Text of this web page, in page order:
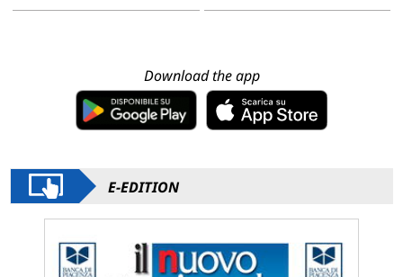
Download the app
E-EDITION